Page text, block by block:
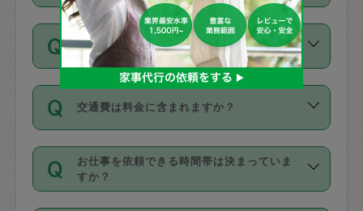
お、3時間を下回っても、値引き等はござ
いません。
タスカジさんの価格設定には最初は制限
があり、レビュー件数、レビューの平均
値、などで除々に設定可能な最高額が上
がっていく仕組みになっています。
お支払方法はクレジットカード（Visa／
Master／JCB／AMERICAN EXPRESS／
Diners Club）のみとなります。
カード情報のご登録は、依頼リクエスト
を行う際にご入力ください。プロフィー
ル登録時にはご入力いただかなくても大
丈夫です。
デビットカード・プリペイドカード（Vプ
リカ、au WALLETなど）は支払にはご利
同じタスカジさんに定期的にお願いする場
合はお得になる？
依頼には「スポット」と「定期（毎週｜
隔週）」があり、「定期」の依頼は「ス
ポット」よりお得な料金でご利用できま
す。
定期の最低利用回数は設けていない代わ
りに、一定数を超えたキャンセルは有償
交通費は料金に含まれますか？
交通費は依頼料金とは別途発生し、依頼
料金のご請求と合わせてお支払いとなり
ます。交通費の金額は「依頼の詳細」に
お仕事を依頼できる時間帯は決まっていま
すか？